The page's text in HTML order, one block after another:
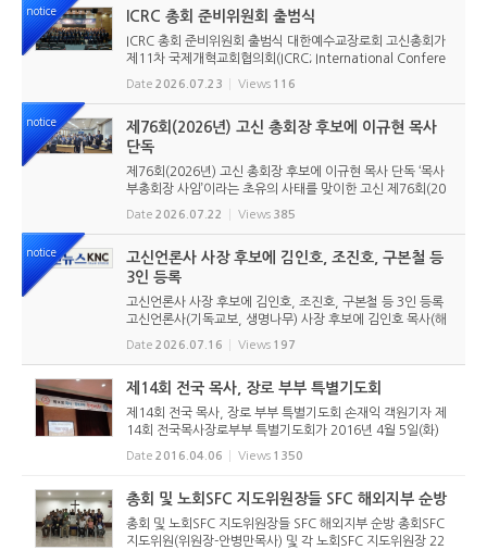
notice ICRC 총회 준비위원회 출범식
ICRC 총회 준비위원회 출범식 대한예수교장로회 고신총회가
제11차 국제개혁교회협의회(ICRC; International Confere
nce of Reformed Churches) 총회를 앞두고 본격적인 준비
에 들어갔다. 2026년 7월 20일 서울 남서울교회에서 ‘ICRC
Date 2026.07.23 Views 116
notice
제76회(2026년) 고신 총회장 후보에 이규현 목사
단독
제76회(2026년) 고신 총회장 후보에 이규현 목사 단독 ‘목사
부총회장 사임’이라는 초유의 사태를 맞이한 고신 제76회(20
26년) 총회장 후보에 이규현 목사(인천노회) 단독으로 입후보
했다. 6월 9일 경남마산노회의 추천을 받아 입후보했던 강영
Date 2026.07.22 Views 385
notice
고신언론사 사장 후보에 김인호, 조진호, 구본철 등
3인 등록
고신언론사 사장 후보에 김인호, 조진호, 구본철 등 3인 등록
고신언론사(기독교보, 생명나무) 사장 후보에 김인호 목사(해
오름교회), 조진호 장로(소망교회), 구본철 장로(남서울교회)
가 등록했다. 당초 김희종 목사(유호교회)도 거론되었으나 최
Date 2026.07.16 Views 197
제14회 전국 목사, 장로 부부 특별기도회
제14회 전국 목사, 장로 부부 특별기도회 손재익 객원기자 제
14회 전국목사장로부부 특별기도회가 2016년 4월 5일(화)
오후 1시부터 고려신학대학원 대강당에서 열렸다. 전국장로
회연합회가 매년 주관하는 대표적 행사인 기도회는 전국에 흩
Date 2016.04.06 Views 1350
총회 및 노회SFC 지도위원장들 SFC 해외지부 순방
총회 및 노회SFC 지도위원장들 SFC 해외지부 순방 총회SFC
지도위원(위원장-안병만목사) 및 각 노회SFC 지도위원장 22